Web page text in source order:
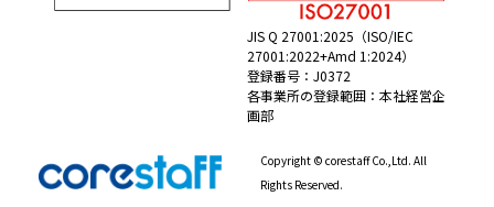
JIS Q 27001:2025（ISO/IEC
27001:2022+Amd 1:2024）
登録番号：J0372
各事業所の登録範囲：本社経営企
画部
Copyright © corestaff Co.,Ltd. All
Rights Reserved.